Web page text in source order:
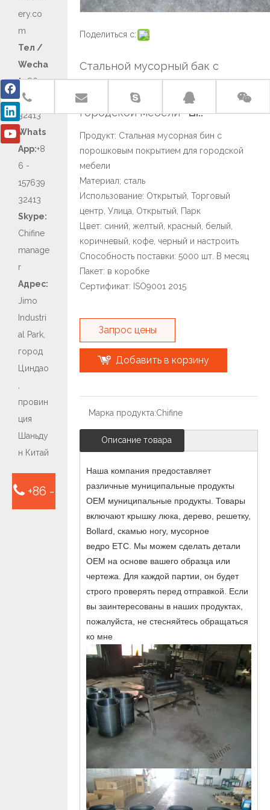
ery.co
m
Тел /
Wecha
t:+86 -
157639
32413
Whats
App:+8
6 -
157639
32413
Skype:
Chifine
manage
r
Адрес:
Jimo
Industri
al Park,
город
Циндао
провин
ция
Шаньду
н Китай
+86 -
Поделиться с:
Стальной мусорный бак с
городской мебели
Продукт: Стальная мусорная бин с
порошковым покрытием для городской
мебели
Материал; сталь
Использование: Открытый, Торговый
центр, Улица, Открытый, Парк
Цвет: синий, желтый, красный, белый,
коричневый, кофе, черный и настроить
Способность поставки: 5000 шт. В месяц
Пакет: в коробке
Сертификат: ISO9001 2015
Запрос цены
Добавить в корзину
Марка продукта:Chifine
Описание товара
Наша компания предоставляет
различные муниципальные продукты
OEM муниципальные продукты. Товары
включают крышку люка, дерево, решетку,
Bollard, скамью ногу, мусорное
ведро ETC. Мы можем сделать детали
OEM на основе вашего образца или
чертежа. Для каждой партии, он будет
строго проверять перед отправкой. Если
вы заинтересованы в наших продуктах,
пожалуйста, не стесняйтесь обращаться
ко мне